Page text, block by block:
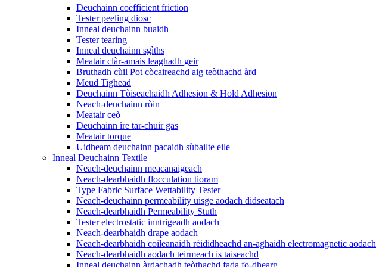
Deuchainn coefficient friction
Tester peeling diosc
Inneal deuchainn buaidh
Tester tearing
Inneal deuchainn sgìths
Meatair clàr-amais leaghadh geir
Bruthadh cùil Pot còcaireachd aig teòthachd àrd
Meud Tighead
Deuchainn Tòiseachaidh Adhesion & Hold Adhesion
Neach-deuchainn ròin
Meatair ceò
Deuchainn ìre tar-chuir gas
Meatair torque
Uidheam deuchainn pacaidh sùbailte eile
Inneal Deuchainn Textile
Neach-deuchainn meacanaigeach
Neach-dearbhaidh flocculation tioram
Type Fabric Surface Wettability Tester
Neach-deuchainn permeability uisge aodach didseatach
Neach-dearbhaidh Permeability Stuth
Tester electrostatic inntrigeadh aodach
Neach-dearbhaidh drape aodach
Neach-dearbhaidh coileanaidh rèididheachd an-aghaidh electromagnetic aodach
Neach-dearbhaidh aodach teirmeach is taiseachd
Inneal deuchainn àrdachadh teòthachd fada fo-dhearg